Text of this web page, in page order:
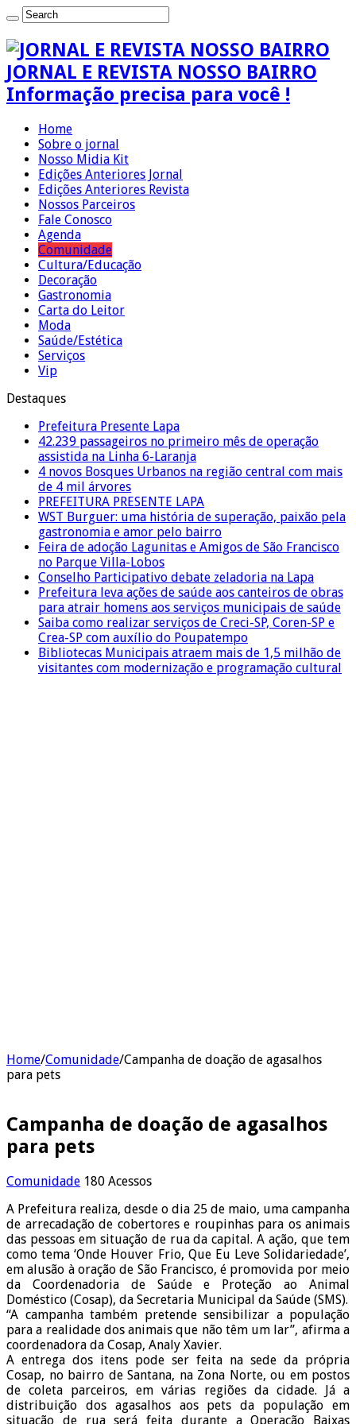
JORNAL E REVISTA NOSSO BAIRRO
Informação precisa para você !
Home
Sobre o jornal
Nosso Midia Kit
Edições Anteriores Jornal
Edições Anteriores Revista
Nossos Parceiros
Fale Conosco
Agenda
Comunidade
Cultura/Educação
Decoração
Gastronomia
Carta do Leitor
Moda
Saúde/Estética
Serviços
Vip
Destaques
Prefeitura Presente Lapa
42.239 passageiros no primeiro mês de operação
assistida na Linha 6-Laranja
4 novos Bosques Urbanos na região central com mais
de 4 mil árvores
PREFEITURA PRESENTE LAPA
WST Burguer: uma história de superação, paixão pela
gastronomia e amor pelo bairro
Feira de adoção Lagunitas e Amigos de São Francisco
no Parque Villa-Lobos
Conselho Participativo debate zeladoria na Lapa
Prefeitura leva ações de saúde aos canteiros de obras
para atrair homens aos serviços municipais de saúde
Saiba como realizar serviços de Creci-SP, Coren-SP e
Crea-SP com auxílio do Poupatempo
Bibliotecas Municipais atraem mais de 1,5 milhão de
visitantes com modernização e programação cultural
Home/Comunidade/Campanha de doação de agasalhos
para pets
Campanha de doação de agasalhos
para pets
Comunidade 180 Acessos
A Prefeitura realiza, desde o dia 25 de maio, uma campanha
de arrecadação de cobertores e roupinhas para os animais
das pessoas em situação de rua da capital. A ação, que tem
como tema ‘Onde Houver Frio, Que Eu Leve Solidariedade’,
em alusão à oração de São Francisco, é promovida por meio
da Coordenadoria de Saúde e Proteção ao Animal
Doméstico (Cosap), da Secretaria Municipal da Saúde (SMS).
“A campanha também pretende sensibilizar a população
para a realidade dos animais que não têm um lar”, afirma a
coordenadora da Cosap, Analy Xavier.
A entrega dos itens pode ser feita na sede da própria
Cosap, no bairro de Santana, na Zona Norte, ou em postos
de coleta parceiros, em várias regiões da cidade. Já a
distribuição dos agasalhos aos pets da população em
situação de rua será feita durante a Operação Baixas